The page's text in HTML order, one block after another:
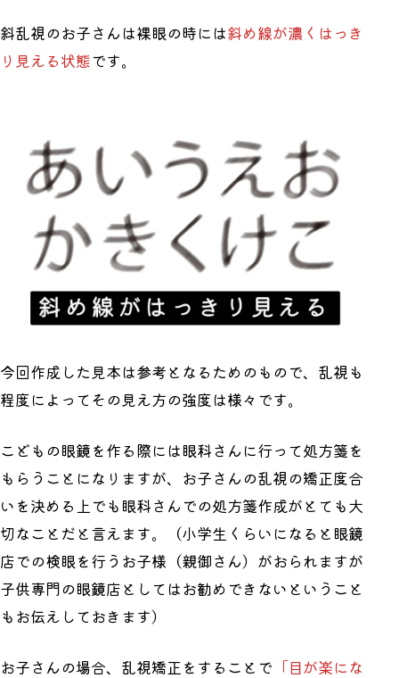
斜乱視のお子さんは裸眼の時には斜め線が濃くはっき
り見える状態です。
今回作成した見本は参考となるためのもので、乱視も
程度によってその見え方の強度は様々です。
こどもの眼鏡を作る際には眼科さんに行って処方箋を
もらうことになりますが、お子さんの乱視の矯正度合
いを決める上でも眼科さんでの処方箋作成がとても大
切なことだと言えます。（小学生くらいになると眼鏡
店での検眼を行うお子様（親御さん）がおられますが
子供専門の眼鏡店としてはお勧めできないということ
もお伝えしておきます）
お子さんの場合、乱視矯正をすることで 「目が楽にな